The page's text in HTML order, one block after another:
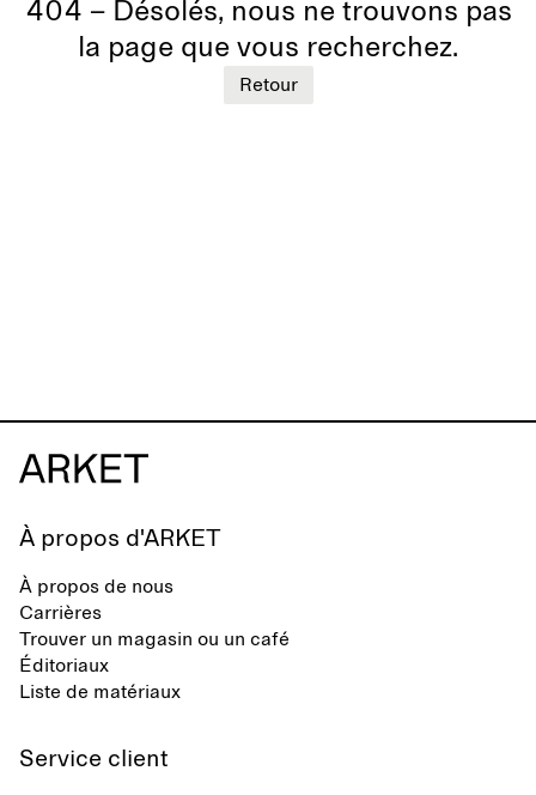
404 – Désolés, nous ne trouvons pas
la page que vous recherchez.
Retour
À propos d'ARKET
À propos de nous
Carrières
Trouver un magasin ou un café
Éditoriaux
Liste de matériaux
Service client